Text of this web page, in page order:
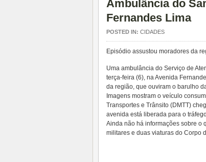
Ambulância do
Fernandes Lima
POSTED IN: CIDADES
Episódio assustou moradores da
Uma ambulância do Serviço de
terça-feira (6), na Avenida
da região, que ouviram o barulho
Imagens mostram o veículo
Transportes e Trânsito (DMTT)
avenida está liberada para o
Ainda não há informações sobre o
militares e duas viaturas do Corpo